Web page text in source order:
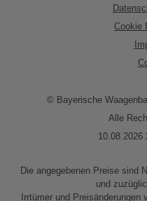
Cookie
© Bayerische
Alle
10.08.2026
Die angegebenen Preise sind
und
Irrtümer und